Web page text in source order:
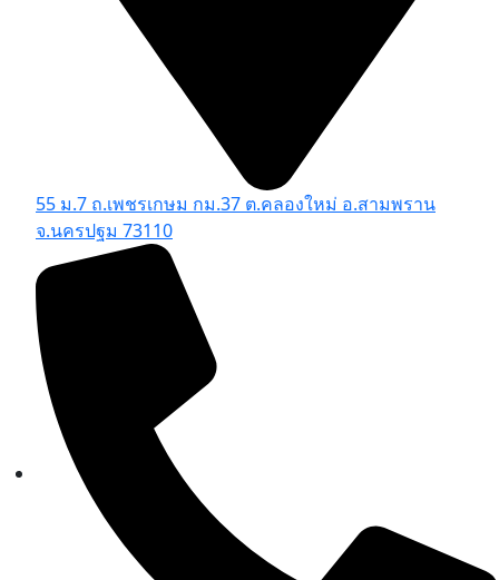
55 ม.7 ถ.เพชรเกษม กม.37 ต.คลองใหม่ อ.สามพราน
จ.นครปฐม 73110